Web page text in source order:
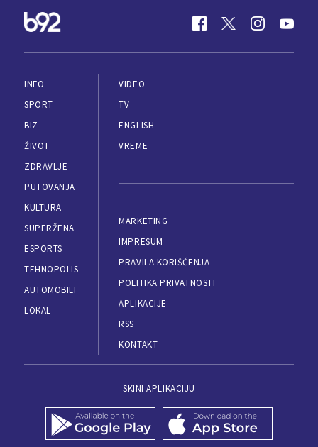
INFO
SPORT
BIZ
ŽIVOT
ZDRAVLJE
PUTOVANJA
KULTURA
SUPERŽENA
ESPORTS
TEHNOPOLIS
AUTOMOBILI
LOKAL
VIDEO
TV
ENGLISH
VREME
MARKETING
IMPRESUM
PRAVILA KORIŠĆENJA
POLITIKA PRIVATNOSTI
APLIKACIJE
RSS
KONTAKT
SKINI APLIKACIJU